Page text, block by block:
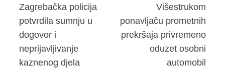
Zagrebačka policija
potvrdila sumnju u
dogovor i
neprijavljivanje
kaznenog djela
Višestrukom
ponavljaču prometnih
prekršaja privremeno
oduzet osobni
automobil